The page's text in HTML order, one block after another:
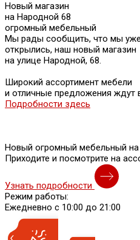
Новый магазин
на Народной 68
огромный мебельный
Мы рады сообщить, что мы уже
открылись, наш новый магазин
на улице Народной, 68.
Широкий ассортимент мебели
и отличные предложения ждут
Подробности здесь
Новый огромный мебельный
Приходите и посмотрите на
Узнать подробности
Режим работы:
Ежедневно с 10:00 до 21:00